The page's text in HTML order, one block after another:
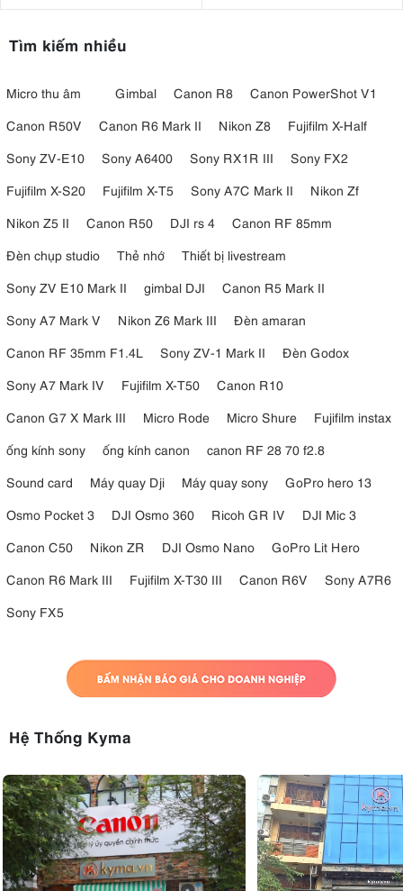
Tìm kiếm nhiều
Micro thu âm Gimbal Canon R8
Canon PowerShot V1
Canon R50V
Canon R6 Mark II Nikon Z8
Fujifilm X-Half
Sony ZV-E10
Sony A6400 Sony RX1R III
Sony FX2
Fujifilm X-S20
Fujifilm X-T5 Sony A7C Mark II
Nikon Zf
Nikon Z5 II
Canon R50 DJI rs 4
Canon RF 85mm
Đèn chụp studio
Thẻ nhớ
Thiết bị livestream
Sony ZV E10 Mark II
gimbal DJI
Canon R5 Mark II
Sony A7 Mark V
Nikon Z6 Mark III
Đèn amaran
Canon RF 35mm F1.4L
Sony ZV-1 Mark II
Đèn Godox
Sony A7 Mark IV
Fujifilm X-T50
Canon R10
Canon G7 X Mark III
Micro Rode Micro Shure
Fujifilm instax
ống kính sony
ống kính canon
canon RF 28 70 f2.8
Sound card
Máy quay Dji Máy quay sony
GoPro hero 13
Osmo Pocket 3
DJI Osmo 360 Ricoh GR IV
DJI Mic 3
Canon C50
Nikon ZR DJI Osmo Nano
GoPro Lit Hero
Canon R6 Mark III
Fujifilm X-T30 III Canon R6V
Sony A7R6
Sony FX5
Hệ Thống Kyma